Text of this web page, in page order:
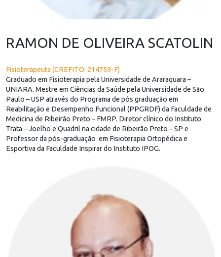
RAMON DE OLIVEIRA SCATOLIN
Fisioterapeuta (CREFITO: 214759-F)
Graduado em Fisioterapia pela Universidade de Araraquara –
UNIARA. Mestre em Ciências da Saúde pela Universidade de São
Paulo – USP através do Programa de pós graduação em
Reabilitação e Desempenho Funcional (PPGRDF) da Faculdade de
Medicina de Ribeirão Preto – FMRP. Diretor clínico do Instituto
Trata – Joelho e Quadril na cidade de Ribeirão Preto – SP e
Professor da pós-graduação em Fisioterapia Ortopédica e
Esportiva da Faculdade Inspirar do Instituto IPOG.